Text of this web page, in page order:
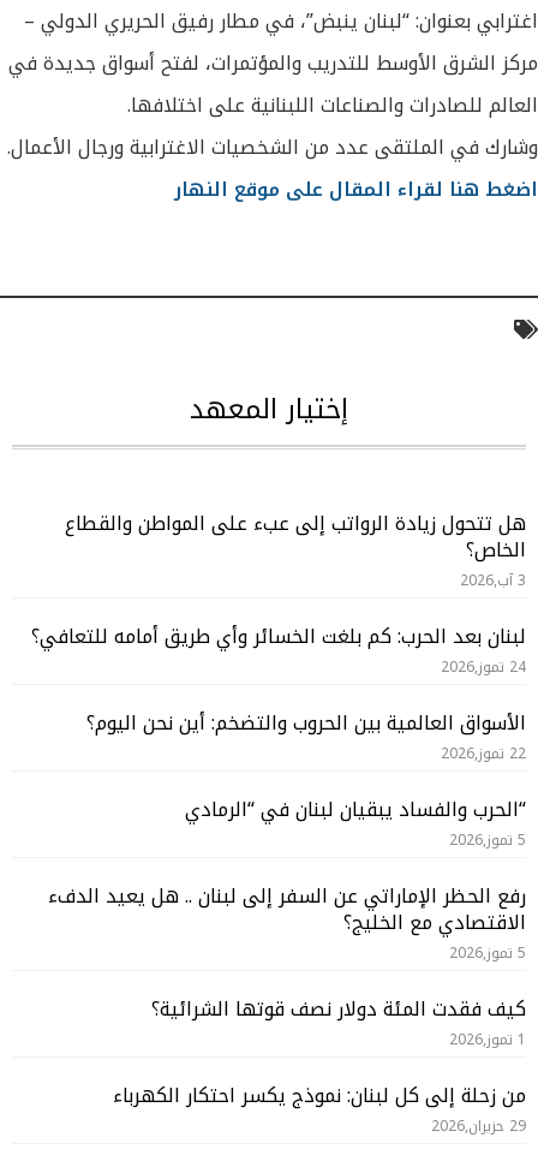
اغترابي بعنوان: “لبنان ينبض”، في مطار رفيق الحريري الدولي –
مركز الشرق الأوسط للتدريب والمؤتمرات، لفتح أسواق جديدة في
العالم للصادرات والصناعات اللبنانية على اختلافها.
وشارك في الملتقى عدد من الشخصيات الاغترابية ورجال الأعمال.
اضغط هنا لقراء المقال على موقع النهار
إختيار المعهد
هل تتحول زيادة الرواتب إلى عبء على المواطن والقطاع
الخاص؟
3 آب,2026
لبنان بعد الحرب: كم بلغت الخسائر وأي طريق أمامه للتعافي؟
24 تموز,2026
الأسواق العالمية بين الحروب والتضخم: أين نحن اليوم؟
22 تموز,2026
“الحرب والفساد يبقيان لبنان في “الرمادي
5 تموز,2026
رفع الحظر الإماراتي عن السفر إلى لبنان .. هل يعيد الدفء
الاقتصادي مع الخليج؟
5 تموز,2026
كيف فقدت المئة دولار نصف قوتها الشرائية؟
1 تموز,2026
من زحلة إلى كل لبنان: نموذج يكسر احتكار الكهرباء
29 حزيران,2026